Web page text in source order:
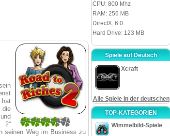
4.6666666666667
3
hat
2“
seinen Weg im Business zu
CPU: 800 Mhz
RAM: 256 MB
DirectX: 6.0
Hard Drive: 123 MB
Spiele auf Deutsch
Xcraft
Alle Spiele in der deutschen
TOP-KATEGORIEN
Wimmelbild-Spiele